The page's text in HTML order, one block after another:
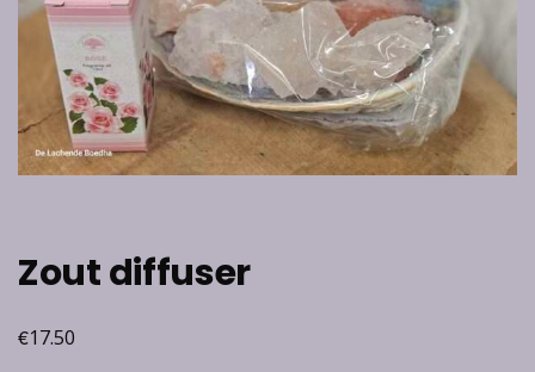
Zout diffuser
€17.50